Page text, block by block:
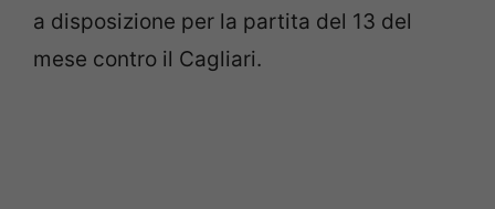
a disposizione per la partita del 13 del
mese contro il Cagliari.